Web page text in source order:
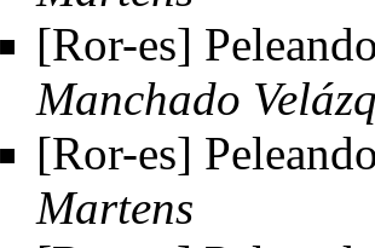
[Ror-es]
Manchado
[Ror-es]
Martens